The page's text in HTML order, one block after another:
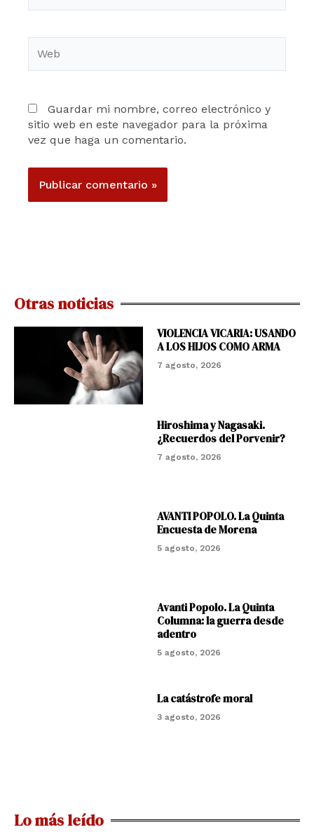
Guardar mi nombre, correo electrónico y
sitio web en este navegador para la próxima
vez que haga un comentario.
Otras noticias
VIOLENCIA VICARIA: USANDO
A LOS HIJOS COMO ARMA
7 agosto, 2026
Hiroshima y Nagasaki.
¿Recuerdos del Porvenir?
7 agosto, 2026
AVANTI POPOLO. La Quinta
Encuesta de Morena
5 agosto, 2026
Avanti Popolo. La Quinta
Columna: la guerra desde
adentro
5 agosto, 2026
La catástrofe moral
3 agosto, 2026
Lo más leído